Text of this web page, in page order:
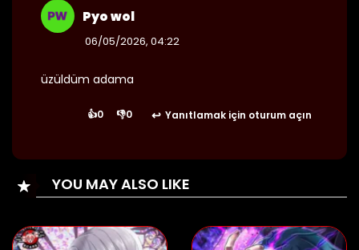
Bölüm 297
25/08/2024
Pyo wol
06/05/2026, 04:22
üzüldüm adama
👍0 👎0 Yanıtlamak için oturum açın
YOU MAY ALSO LIKE